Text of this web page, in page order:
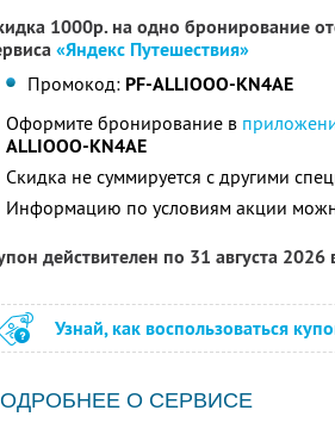
1000р. на одно бронирование
«Яндекс Путешествия»
Промокод: PF-ALLIOOO-KN4AE
Оформите бронирование в
ALLIOOO-KN4AE
Скидка не суммируется с другими
Информацию по условиям акции
действителен по 31 августа 2026
Узнай, как воспользоваться
О СЕРВИСЕ